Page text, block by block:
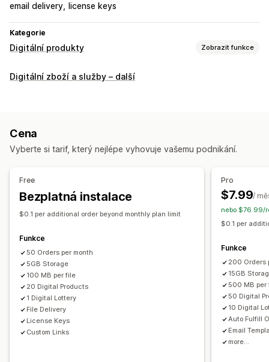
email delivery
license keys
Kategorie
Digitální produkty Zobrazit funkce
Typy produktů
Správa stahování
Doručování e-mailů
Hromadné nahrávání
Limity stahování
Externě hostované
Vlastní odkazy Úložiště Amazon S3
Zabezpečení souborů
Hostování souborů
Digitální zboží a služby – další
Cena
Vyberte si tarif, který nejlépe vyhovuje vašemu podnikání.
Free
Bezplatná instalace
$0.1 per additional order beyond monthly plan limit
Funkce
50 Orders per month
5GB Storage
100 MB per file
20 Digital Products
1 Digital Lottery
File Delivery
License Keys
Custom Links
Pro
$7.99/
nebo $76.99/
$0.1 per
Funkce
200 Orders
15GB
500 MB per
50 Digital
10 Digital
Auto Fulfill
Email
more...